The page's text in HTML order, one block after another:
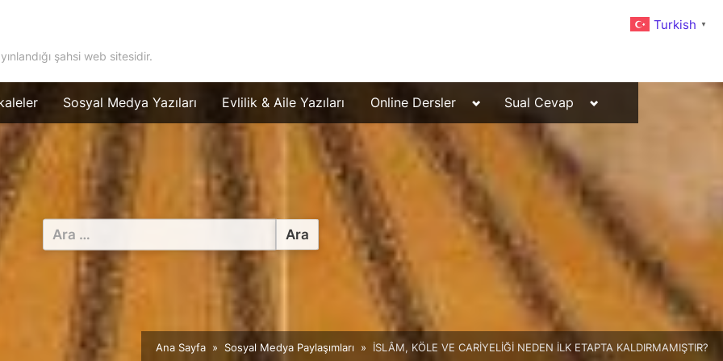
şahsi web sitesidir.
Sosyal Medya Yazıları Evlilik & Aile Yazıları Online Dersler
Toggle
menu
Sual Cevap
Toggle
menu
Arama:
Ana Sayfa Sosyal Medya Paylaşımları İSLÂM, KÖLE VE CARİYELİĞİ NEDEN İLK ETAPTA KALDIRMAMIŞTIR?
Turkish ▼